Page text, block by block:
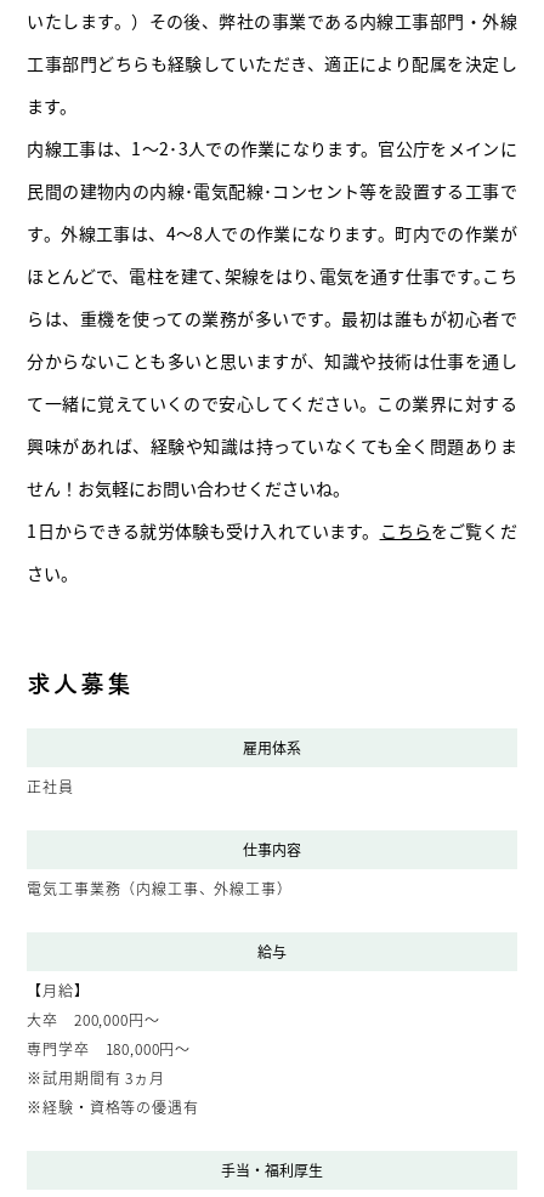
いたします。）その後、弊社の事業である内線工事部門・外線
工事部門どちらも経験していただき、適正により配属を決定し
ます。
内線工事は、1〜2･3人での作業になります。官公庁をメインに
民間の建物内の内線･電気配線･コンセント等を設置する工事で
す。外線工事は、4〜8人での作業になります。町内での作業が
ほとんどで、電柱を建て､架線をはり､電気を通す仕事です｡こち
らは、重機を使っての業務が多いです。最初は誰もが初心者で
分からないことも多いと思いますが、知識や技術は仕事を通し
て一緒に覚えていくので安心してください。この業界に対する
興味があれば、経験や知識は持っていなくても全く問題ありま
せん！お気軽にお問い合わせくださいね。
1日からできる就労体験も受け入れています。 こちらをご覧くだ
さい。
求人募集
雇用体系
正社員
仕事内容
電気工事業務（内線工事、外線工事）
給与
【月給】
大卒 200,000円～
専門学卒 180,000円～
※試用期間有 3ヵ月
※経験・資格等の優遇有
手当・福利厚生